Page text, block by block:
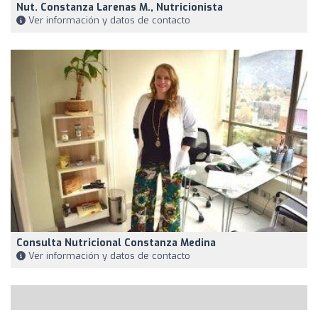
Nut. Constanza Larenas M., Nutricionista
Ver información y datos de contacto
Consulta Nutricional Constanza Medina
Ver información y datos de contacto